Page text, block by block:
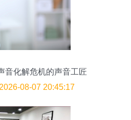
音化解危机的声音工匠
08-07 20:45:17